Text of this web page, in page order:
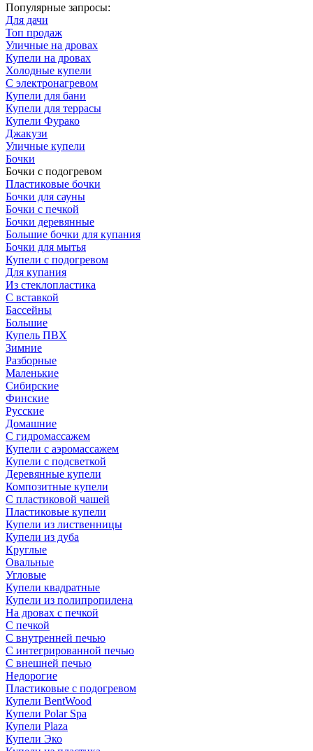
Популярные запросы:
Для дачи
Топ продаж
Уличные на дровах
Купели на дровах
Холодные купели
С электронагревом
Купели для бани
Купели для террасы
Купели Фурако
Джакузи
Уличные купели
Бочки
Бочки с подогревом
Пластиковые бочки
Бочки для сауны
Бочки с печкой
Бочки деревянные
Большие бочки для купания
Бочки для мытья
Купели с подогревом
Для купания
Из стеклопластика
С вставкой
Бассейны
Большие
Купель ПВХ
Зимние
Разборные
Маленькие
Сибирские
Финские
Русские
Домашние
С гидромассажем
Купели с аэромассажем
Купели с подсветкой
Деревянные купели
Композитные купели
С пластиковой чашей
Пластиковые купели
Купели из лиственницы
Купели из дуба
Круглые
Овальные
Угловые
Купели квадратные
Купели из полипропилена
На дровах с печкой
С печкой
С внутренней печью
С интегрированной печью
С внешней печью
Недорогие
Пластиковые с подогревом
Купели BentWood
Купели Polar Spa
Купели Plaza
Купели Эко